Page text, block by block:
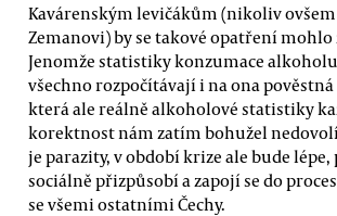
Kavárenským levičákům (nikoliv
Zemanovi) by se takové opatření
Jenomže statistiky konzumace
všechno rozpočítávají i na ona
která ale reálně alkoholové statistiky
korektnost nám zatím bohužel
je parazity, v období krize ale bude lépe,
sociálně přizpůsobí a zapojí se do
se všemi ostatními Čechy.